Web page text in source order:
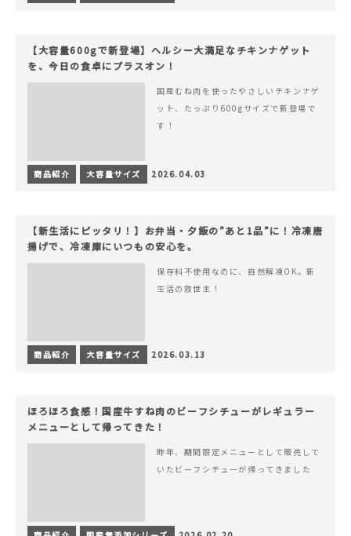
【大容量600gで新登場】ヘルシー大満足なチキンナゲット
を、今日の食卓にプラスオン！
国産むね肉を使ったやさしいチキンナゲ
ット、たっぷり600gサイズで新登場で
す！
商品紹介 大容量サイズ 2026.04.03
【新生活にピッタリ！】お弁当・夕飯の”あと1品”に！冷凍唐
揚げで、冷凍庫にいつもの安心を。
保存料不使用なのに、自然解凍OK。新
生活の救世主！
商品紹介 大容量サイズ 2026.03.13
ほろほろ食感！国産牛すね肉のビーフシチューがレギュラー
メニューとして帰ってきた！
昨年、期間限定メニューとして販売して
いたビーフシチューが帰ってきました